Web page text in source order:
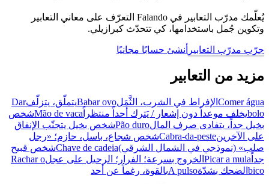
يُعلّمك مدرّب التعابير في Falando التعرّف على معاني التعابير
وتكوين جُمل باستخدامها، كي تتحدّث كبرازيلي.
جرّب مدرّب التعابير أنشئ حسابًا مجانيًا
مزيد من التعابير
Comer água الإفراط في الشرب، الثَّمَلBabar ovoيتملّق، يتزلّفDar
boloيخلف موعداً دون إشعار / يَترك أحداً منتظراً Mão de vacaشخص
بخيل جداً، يتفادى صرف المالPão duroشخص بخيل يتجنّب الإنفاق
على الآخرينCabra-da-pesteشخص شجاع، باسل، حازم؛ «رجل
صلب» (نموذجي في الشمال الشرقي)Chave de cadeiaشخص قبيح
جداً Picar a mula الخروج بسرعة؛ الفرار؛ الرحيل على عجلRachar o
bico الضحك بشدّةA pulsoبالقوة، رغماً عن أحد